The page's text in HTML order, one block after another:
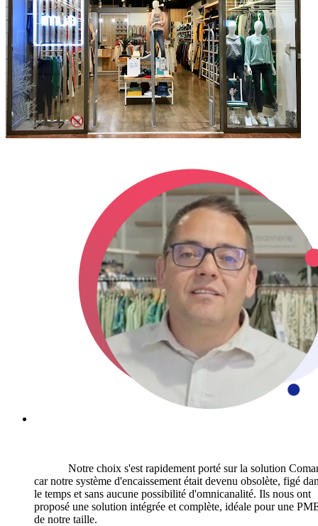
Notre choix s'est rapidement porté sur la solution
car notre système d'encaissement était devenu obsolète, figé
le temps et sans aucune possibilité d'omnicanalité. Ils nous ont
proposé une solution intégrée et complète, idéale pour une
de notre taille.